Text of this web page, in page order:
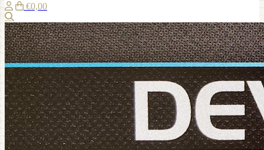
€0,00